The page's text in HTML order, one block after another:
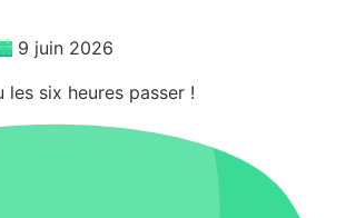
9 juin 2026
les six heures passer !